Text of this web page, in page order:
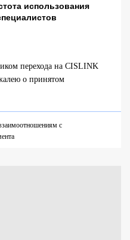
использования
перехода на CISLINK
о принятом
с